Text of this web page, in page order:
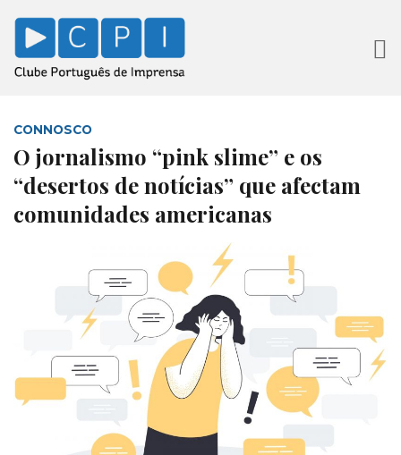
CONNOSCO
O jornalismo “pink slime” e os
“desertos de notícias” que afectam
comunidades americanas